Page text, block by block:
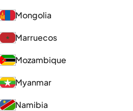
Mongolia
Marruecos
Mozambique
Myanmar
Namibia